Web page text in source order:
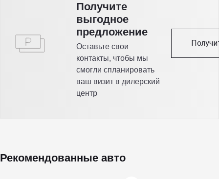
Получитe
выгодное
предложение
Оставьте свои
контакты, чтобы мы
смогли спланировать
ваш визит в дилерский
центр
Рекомендованные авто